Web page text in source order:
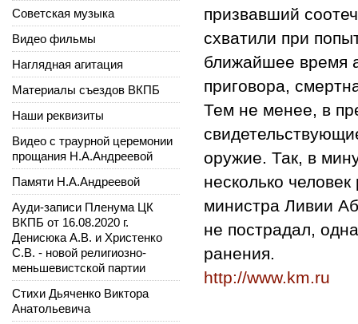
призвавший
схватили при
ближайшее время
приговора,
Тем не менее, в
оружие. Так, в
несколько
министра Ливии
не пострадал,
ранения.
http://www.km.ru
Советская музыка
Видео фильмы
Наглядная агитация
Материалы съездов ВКПБ
Наши реквизиты
Видео с траурной церемонии
прощания Н.А.Андреевой
Памяти Н.А.Андреевой
Ауди-записи Пленума ЦК
ВКПБ от 16.08.2020 г.
Денисюка А.В. и Христенко
С.В. - новой религиозно-
меньшевистской партии
Стихи Дьяченко Виктора
Анатольевича